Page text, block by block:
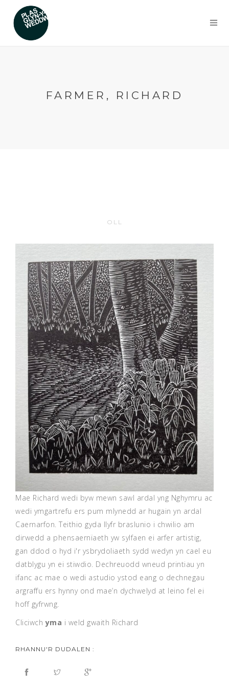
FARMER, RICHARD
OLL
Mae Richard wedi byw mewn sawl ardal yng Nghymru ac
wedi ymgartrefu ers pum mlynedd ar hugain yn ardal
Caernarfon. Teithio gyda llyfr braslunio i chwilio am
dirwedd a phensaernïaeth yw sylfaen ei arfer artistig,
gan ddod o hyd i'r ysbrydoliaeth sydd wedyn yn cael eu
datblygu yn ei stiwdio. Dechreuodd wneud printiau yn
ifanc ac mae o wedi astudio ystod eang o dechnegau
argraffu ers hynny ond mae’n dychwelyd at leino fel ei
hoff gyfrwng.
Cliciwchyma i weld gwaith Richard
RHANNU'R DUDALEN :